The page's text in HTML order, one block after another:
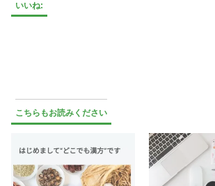
いいね:
こちらもお読みください